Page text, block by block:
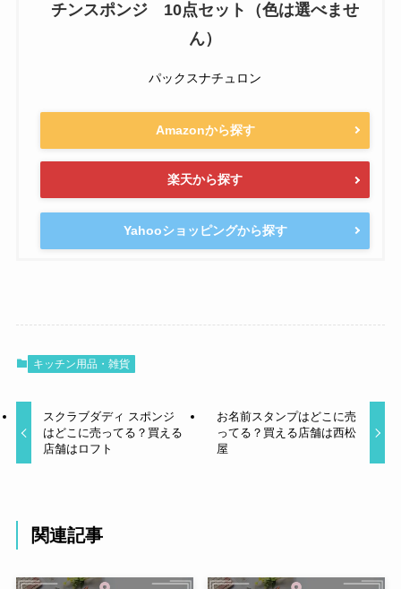
チンスポンジ 10点セット（色は選べませ
ん）
パックスナチュロン
Amazonから探す
楽天から探す
Yahooショッピングから探す
キッチン用品・雑貨
スクラブダディ スポンジ
はどこに売ってる？買える
店舗はロフト
お名前スタンプはどこに売
ってる？買える店舗は西松
屋
関連記事